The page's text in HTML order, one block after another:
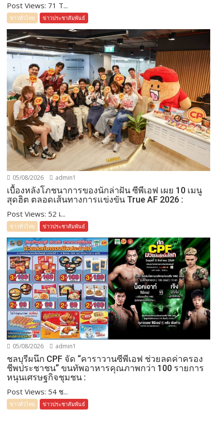
Post Views: 71 T...
ข่าวทั่วไทย ข่าวประชาสัมพันธ์
05/08/2026 admin1
เบื้องหลังโภชนาการของนักล่าฝัน ซีพีเอฟ เผย 10 เมนู
สุดฮิต ตลอดเส้นทางการแข่งขัน True AF 2026 :
Post Views: 52 เ...
ข่าวทั่วไทย ข่าวประชาสัมพันธ์
05/08/2026 admin1
ชลบุรีผนึก CPF จัด “คาราวานซีพีเอฟ ช่วยลดค่าครอง
ชีพประชาชน” ขนทัพอาหารคุณภาพกว่า 100 รายการ
หนุนเศรษฐกิจชุมชน :
Post Views: 54 ช...
ข่าวทั่วไทย ข่าวประชาสัมพันธ์